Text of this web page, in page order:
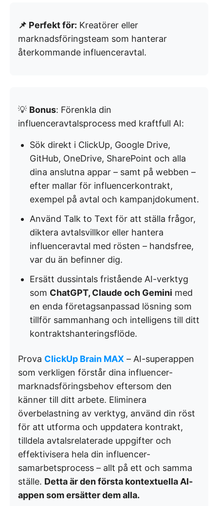
📌 Perfekt för: Kreatörer eller
marknadsföringsteam som hanterar
återkommande influenceravtal.
💡 Bonus: Förenkla din
influenceravtalsprocess med kraftfull AI:
Sök direkt i ClickUp, Google Drive,
GitHub, OneDrive, SharePoint och alla
dina anslutna appar – samt på webben –
efter mallar för influencerkontrakt,
exempel på avtal och kampanjdokument.
Använd Talk to Text för att ställa frågor,
diktera avtalsvillkor eller hantera
influenceravtal med rösten – handsfree,
var du än befinner dig.
Ersätt dussintals fristående AI-verktyg
som ChatGPT, Claude och Gemini med
en enda företagsanpassad lösning som
tillför sammanhang och intelligens till ditt
kontraktshanteringsflöde.
Prova ClickUp Brain MAX – AI-superappen
som verkligen förstår dina influencer-
marknadsföringsbehov eftersom den
känner till ditt arbete. Eliminera
överbelastning av verktyg, använd din röst
för att utforma och uppdatera kontrakt,
tilldela avtalsrelaterade uppgifter och
effektivisera hela din influencer-
samarbetsprocess – allt på ett och samma
ställe. Detta är den första kontextuella AI-
appen som ersätter dem alla.